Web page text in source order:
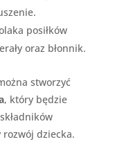
posiłków
oraz błonnik.
stworzyć
, który będzie
rozwój dziecka.